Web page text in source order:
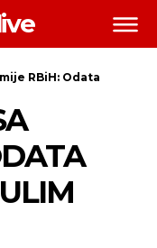
RBiH: Odata